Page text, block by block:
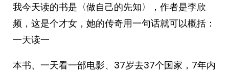
我今天读的书是〈做自己的先知〉，作者是李欣
频，这是个才女，她的传奇用一句话就可以概括：
一天读一
本书、一天看一部电影、37岁去37个国家，7年内